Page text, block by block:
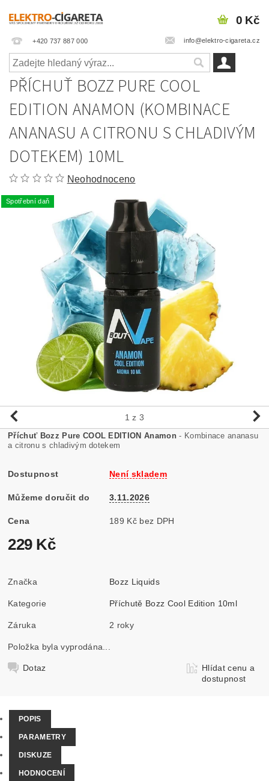
+420 737 887 000 info@elektro-cigareta.cz
0 Kč
PŘÍCHUŤ BOZZ PURE COOL
EDITION ANAMON (KOMBINACE
ANANASU A CITRONU S CHLADIVÝM
DOTEKEM) 10ML
Neohodnoceno
Spotřební daň
1 z 3
Příchuť Bozz Pure COOL EDITION Anamon- Kombinace ananasu
a citronu s chladivým dotekem
Dostupnost Není skladem
Můžeme doručit do 3.11.2026
Cena 189 Kč bez DPH
229 Kč
Značka Bozz Liquids
Kategorie Příchutě Bozz Cool Edition 10ml
Záruka 2 roky
Položka byla vyprodána...
Dotaz
Hlídat cenu a
dostupnost
POPIS
PARAMETRY
DISKUZE
HODNOCENÍ